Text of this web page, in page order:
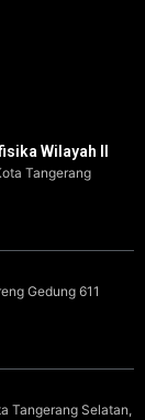
Wilayah II
Tangerang
Gedung 611
Tangerang Selatan,